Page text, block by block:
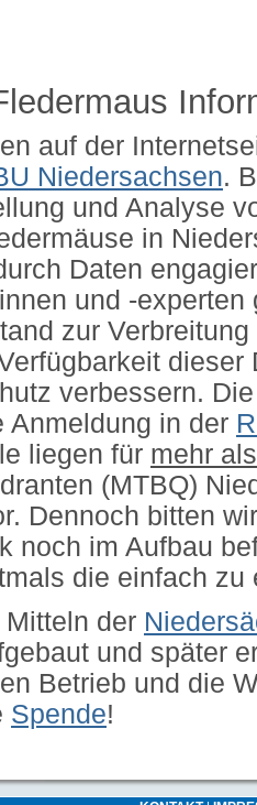
auf der
Niedersachsen.
und Analyse
in
Daten
und -
zur
dieser
verbessern.
Anmeldung in der
liegen für mehr
(MTBQ)
Dennoch bitten
noch im Aufbau
die einfach zu
der
und später
Betrieb und die
Spende!